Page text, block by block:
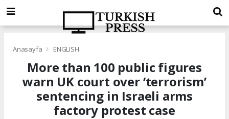
Anasayfa ENGLISH
More than 100 public figures
warn UK court over ‘terrorism’
sentencing in Israeli arms
factory protest case